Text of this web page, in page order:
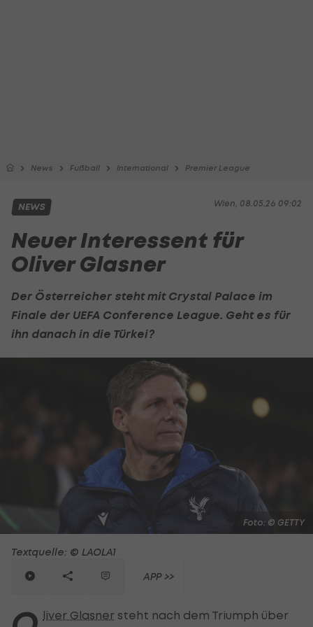
News Fußball International Premier League
Wien, 08.05.26 09:02
NEWS
Neuer Interessent für
Oliver Glasner
Der Österreicher steht mit Crystal Palace im
Finale der UEFA Conference League. Geht es für
ihn danach in die Türkei?
Foto: © GETTY
Textquelle: © LAOLA1
APP >>
liver Glasner steht nach dem Triumph über